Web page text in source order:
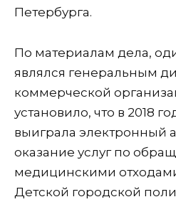
Петербурга.
По материалам дела,
являлся генеральным
коммерческой
установило, что в 2018
выиграла электронный
оказание услуг по
медицинскими
Детской городской